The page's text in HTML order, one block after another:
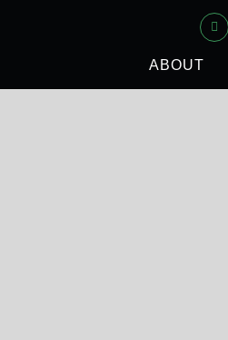
ABOUT